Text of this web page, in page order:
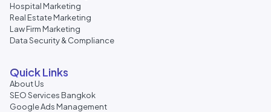
Hospital Marketing
Real Estate Marketing
Law Firm Marketing
Data Security & Compliance
Quick Links
About Us
SEO Services Bangkok
Google Ads Management